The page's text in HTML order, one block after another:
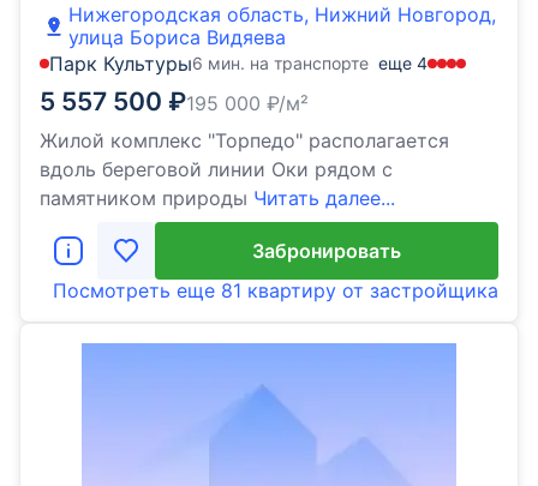
Нижегородская область, Нижний Новгород,
улица Бориса Видяева
Парк Культуры6 мин. на транспорте еще 4
5 557 500 ₽195 000 ₽/м²
Жилой комплекс "Торпедо" располагается
вдоль береговой линии Оки рядом с
памятником природы Читать далее...
Забронировать
Посмотреть еще 81 квартиру от застройщика